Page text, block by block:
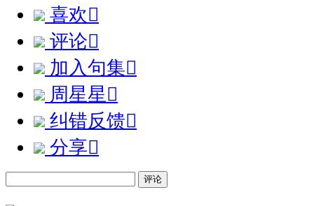
喜欢
评论
加入句集
周星星
纠错反馈
分享
评论